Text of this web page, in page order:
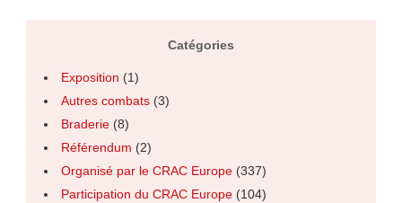
Catégories
Exposition (1)
Autres combats(3)
Braderie(8)
Référendum (2)
Organisé par le CRAC Europe(337)
Participation du CRAC Europe(104)